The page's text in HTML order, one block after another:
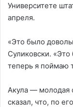
Университете
апреля.
«Это было
Суликовски.
теперь я поймаю
Акула — молодая
сказал, что, по